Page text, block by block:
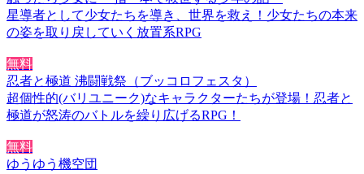
星導者として少女たちを導き、世界を救え！少女たちの本来
の姿を取り戻していく放置系RPG
無料
忍者と極道 沸闘戦祭（ブッコロフェスタ）
超個性的(バリユニーク)なキャラクターたちが登場！忍者と
極道が怒涛のバトルを繰り広げるRPG！
無料
ゆうゆう機空団